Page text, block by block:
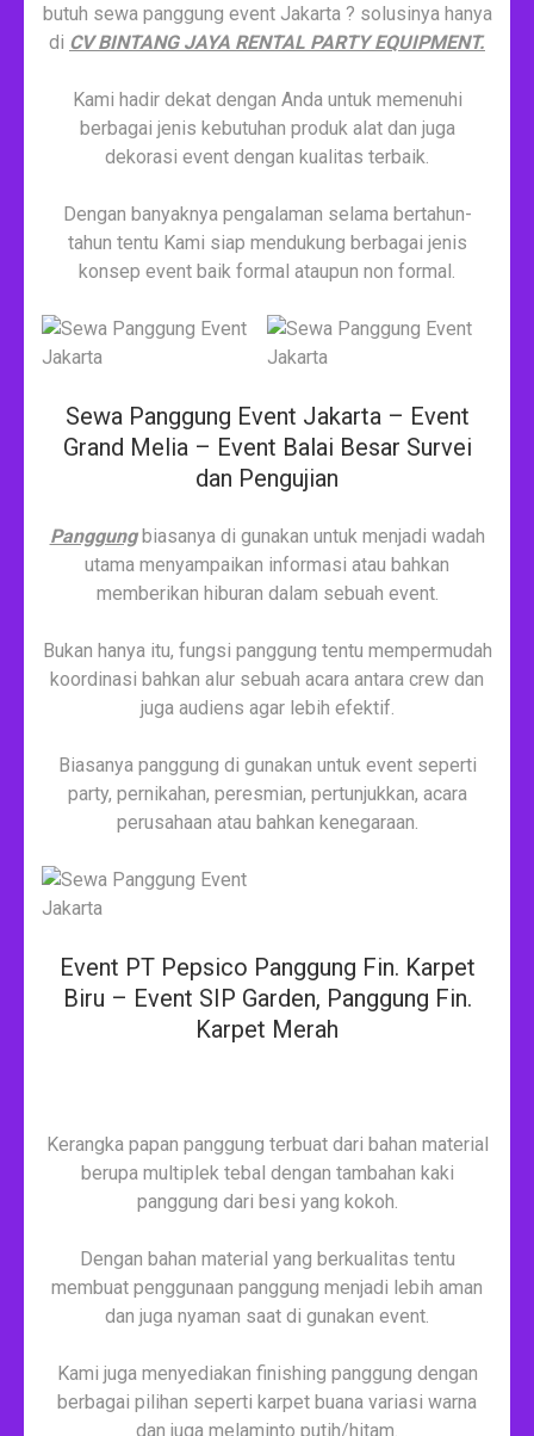
butuh sewa panggung event Jakarta ? solusinya hanya
di CV BINTANG JAYA RENTAL PARTY EQUIPMENT.
Kami hadir dekat dengan Anda untuk memenuhi
berbagai jenis kebutuhan produk alat dan juga
dekorasi event dengan kualitas terbaik.
Dengan banyaknya pengalaman selama bertahun-
tahun tentu Kami siap mendukung berbagai jenis
konsep event baik formal ataupun non formal.
Sewa Panggung Event Jakarta – Event
Grand Melia – Event Balai Besar Survei
dan Pengujian
Panggungbiasanya di gunakan untuk menjadi wadah
utama menyampaikan informasi atau bahkan
memberikan hiburan dalam sebuah event.
Bukan hanya itu, fungsi panggung tentu mempermudah
koordinasi bahkan alur sebuah acara antara crew dan
juga audiens agar lebih efektif.
Biasanya panggung di gunakan untuk event seperti
party, pernikahan, peresmian, pertunjukkan, acara
perusahaan atau bahkan kenegaraan.
Event PT Pepsico Panggung Fin. Karpet
Biru – Event SIP Garden, Panggung Fin.
Karpet Merah
Kerangka papan panggung terbuat dari bahan material
berupa multiplek tebal dengan tambahan kaki
panggung dari besi yang kokoh.
Dengan bahan material yang berkualitas tentu
membuat penggunaan panggung menjadi lebih aman
dan juga nyaman saat di gunakan event.
Kami juga menyediakan finishing panggung dengan
berbagai pilihan seperti karpet buana variasi warna
dan juga melaminto putih/hitam.